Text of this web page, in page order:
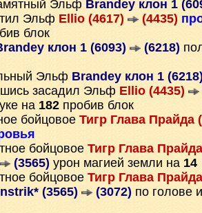
Эльф Brandey клон 1
Эльф Ellio (4617) (4435)
блок
клон 1 (6093) (6218)
Эльф Brandey клон 1
засадил Эльф Ellio (4435)
на 182 пробив блок
бойцовое Тигр Глава Прайда
бойцовое Тигр Глава Прайда
(3565) урон магией земли на 14
бойцовое Тигр Глава Прайда
(3565) (3072) по голове